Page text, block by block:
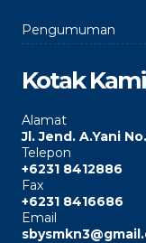
Pengumuman
Kotak Kami
Alamat
Jl. Jend. A.Yani
Telepon
+6231 8412886
Fax
+6231 8416686
Email